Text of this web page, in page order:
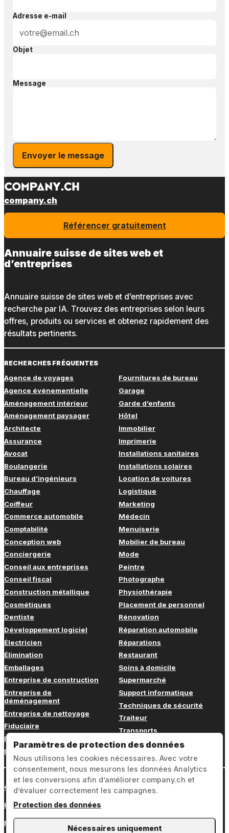
Adresse e-mail
Objet
Message
Envoyer le message
company.ch
Référencer gratuitement
Annuaire suisse de sites web et
d’entreprises
Annuaire suisse de sites web et d’entreprises avec
recherche par IA. Trouvez des entreprises selon leurs
offres, produits ou services et obtenez rapidement des
résultats pertinents.
RECHERCHES FRÉQUENTES
Agence de voyages
Agence événementielle
Aménagement intérieur
Aménagement paysager
Architecte
Assurance
Avocat
Boulangerie
Bureau d’ingénieurs
Chauffage
Coiffeur
Commerce automobile
Comptabilité
Conception web
Conciergerie
Conseil aux entreprises
Conseil fiscal
Construction métallique
Cosmétiques
Dentiste
Développement logiciel
Électricien
Élimination
Emballages
Entreprise de construction
Entreprise de
déménagement
Entreprise de nettoyage
Fiduciaire
Fitness
Formation continue
Fournitures de bureau
Garage
Garde d’enfants
Hôtel
Immobilier
Imprimerie
Installations sanitaires
Installations solaires
Location de voitures
Logistique
Marketing
Médecin
Menuiserie
Mobilier de bureau
Mode
Peintre
Photographe
Physiothérapie
Placement de personnel
Rénovation
Réparation automobile
Réparations
Restaurant
Soins à domicile
Supermarché
Support informatique
Techniques de sécurité
Traiteur
Transports
Vétérinaire
Connexion
Mentions légales
Protection des données
Paramètres de protection des données
Nous utilisons les cookies nécessaires. Avec votre
consentement, nous mesurons les données Analytics
et les conversions afin d’améliorer company.ch et
d’évaluer correctement les campagnes.
Protection des données
Nécessaires uniquement